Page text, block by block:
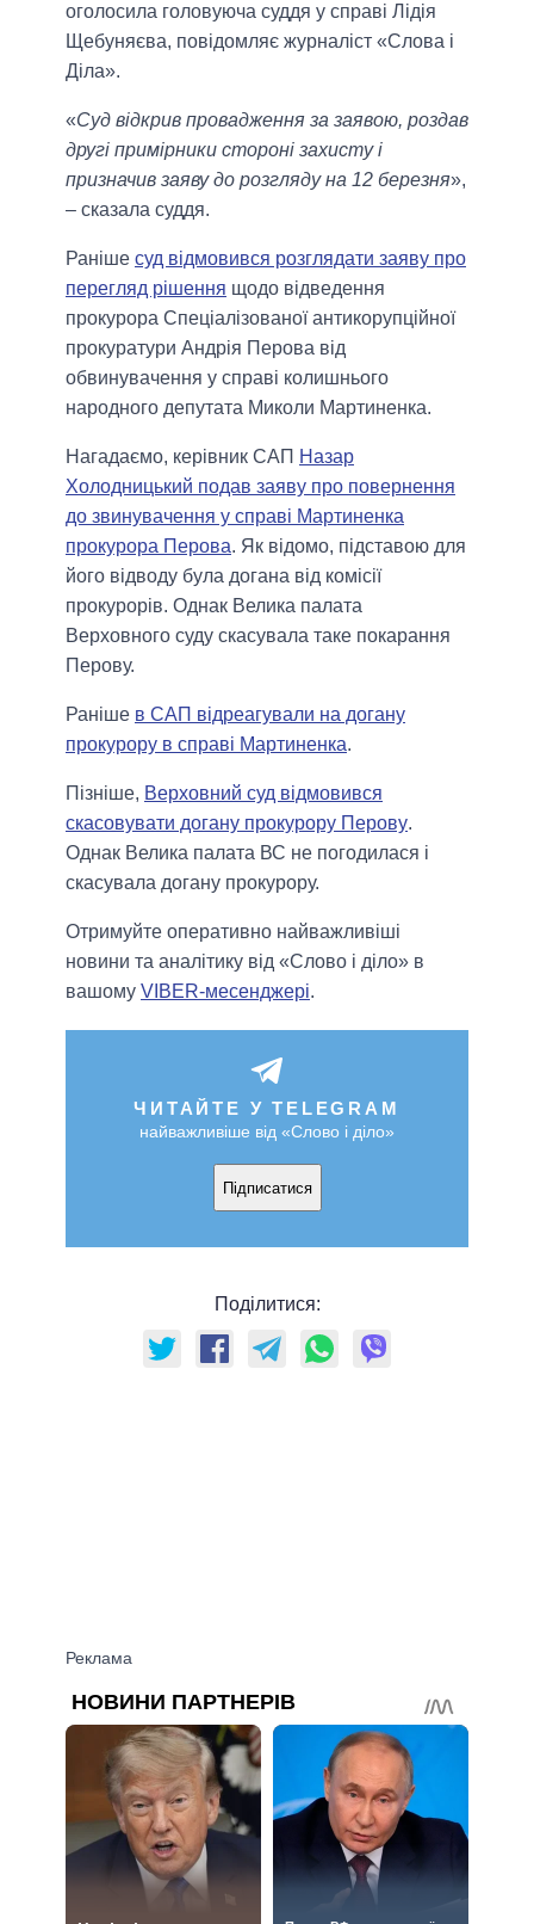
оголосила головуюча суддя у справі Лідія
Щебуняєва, повідомляє журналіст «Слова і
Діла».
«Суд відкрив провадження за заявою, роздав
другі примірники стороні захисту і
призначив заяву до розгляду на 12 березня»,
– сказала суддя.
Раніше суд відмовився розглядати заяву про
перегляд рішення щодо відведення
прокурора Спеціалізованої антикорупційної
прокуратури Андрія Перова від
обвинувачення у справі колишнього
народного депутата Миколи Мартиненка.
Нагадаємо, керівник САП Назар
Холодницький подав заяву про повернення
до звинувачення у справі Мартиненка
прокурора Перова. Як відомо, підставою для
його відводу була догана від комісії
прокурорів. Однак Велика палата
Верховного суду скасувала таке покарання
Перову.
Раніше в САП відреагували на догану
прокурору в справі Мартиненка.
Пізніше, Верховний суд відмовився
скасовувати догану прокурору Перову.
Однак Велика палата ВС не погодилася і
скасувала догану прокурору.
Отримуйте оперативно найважливіші
новини та аналітику від «Слово і діло» в
вашому VIBER-месенджері.
ЧИТАЙТЕ У TELEGRAM
найважливіше від «Слово і діло»
Підписатися
Поділитися: